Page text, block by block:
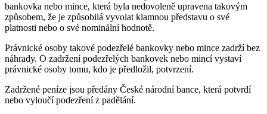
bankovka nebo mince, která byla nedovoleně upravena takovým
způsobem, že je způsobilá vyvolat klamnou představu o své
platnosti nebo o své nominální hodnotě.
Právnické osoby takové podezřelé bankovky nebo mince zadrží bez
náhrady. O zadržení podezřelých bankovek nebo mincí vystaví
právnické osoby tomu, kdo je předložil, potvrzení.
Zadržené peníze jsou předány České národní bance, která potvrdí
nebo vyloučí podezření z padělání.